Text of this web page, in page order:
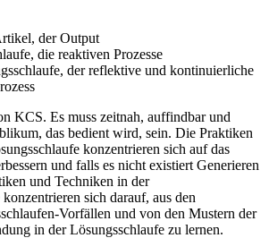
der Output
die reaktiven Prozesse
der reflektive und kontinuierliche
KCS. Es muss zeitnah, auffindbar und
das bedient wird, sein. Die Praktiken
konzentrieren sich auf das
und falls es nicht existiert Generieren
und Techniken in der
sich darauf, aus den
Vorfällen und von den Mustern der
in der Lösungsschlaufe zu lernen.